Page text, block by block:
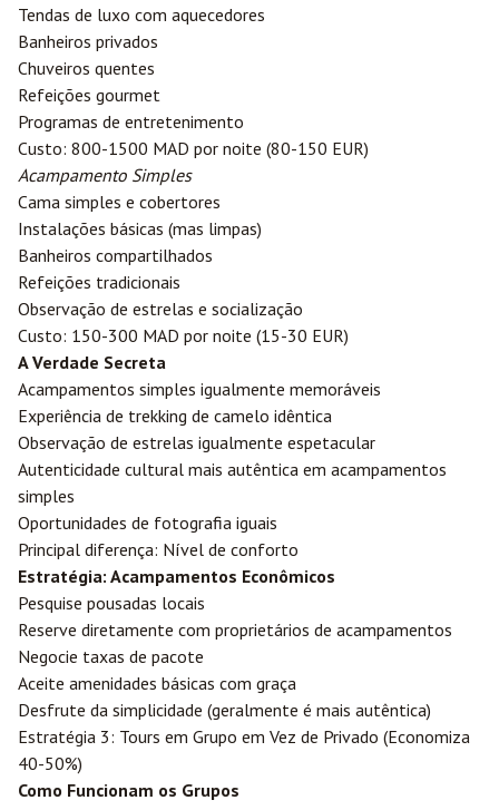
Tendas de luxo com aquecedores
Banheiros privados
Chuveiros quentes
Refeições gourmet
Programas de entretenimento
Custo: 800-1500 MAD por noite (80-150 EUR)
Acampamento Simples
Cama simples e cobertores
Instalações básicas (mas limpas)
Banheiros compartilhados
Refeições tradicionais
Observação de estrelas e socialização
Custo: 150-300 MAD por noite (15-30 EUR)
A Verdade Secreta
Acampamentos simples igualmente memoráveis
Experiência de trekking de camelo idêntica
Observação de estrelas igualmente espetacular
Autenticidade cultural mais autêntica em acampamentos
simples
Oportunidades de fotografia iguais
Principal diferença: Nível de conforto
Estratégia: Acampamentos Econômicos
Pesquise pousadas locais
Reserve diretamente com proprietários de acampamentos
Negocie taxas de pacote
Aceite amenidades básicas com graça
Desfrute da simplicidade (geralmente é mais autêntica)
Estratégia 3: Tours em Grupo em Vez de Privado (Economiza
40-50%)
Como Funcionam os Grupos